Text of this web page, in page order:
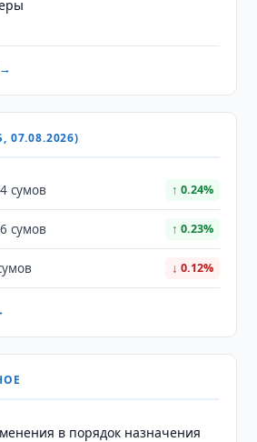
сумов ↑ 0.24%
сумов ↑ 0.23%
↓ 0.12%
в порядок назначения